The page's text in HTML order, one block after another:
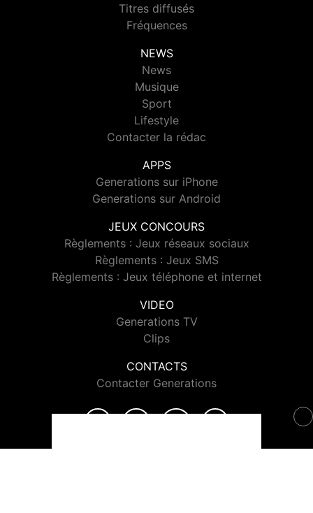
Titres diffusés
Fréquences
NEWS
News
Musique
Sport
Lifestyle
Contacter la rédac
APPS
Generations sur iPhone
Generations sur Android
JEUX CONCOURS
Règlements : Jeux réseaux sociaux
Règlements : Jeux SMS
Règlements : Jeux téléphone et internet
VIDEO
Generations TV
Clips
CONTACTS
Contacter Generations